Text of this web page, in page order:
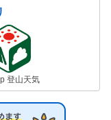
登山天気